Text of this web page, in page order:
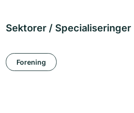
Sektorer / Specialiseringer
Forening